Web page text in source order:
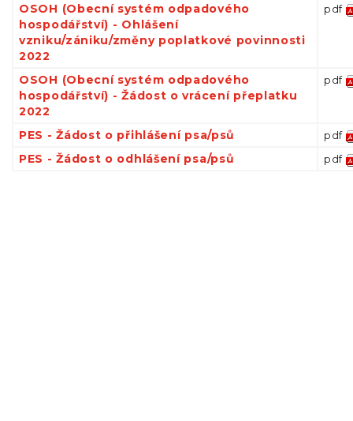
OSOH (Obecní systém odpadového
hospodářství) - Ohlášení
vzniku/zániku/změny poplatkové povinnosti
2022
pdf
OSOH (Obecní systém odpadového
hospodářství) - Žádost o vrácení přeplatku
2022
pdf
PES - Žádost o přihlášení psa/psů pdf
PES - Žádost o odhlášení psa/psů pdf